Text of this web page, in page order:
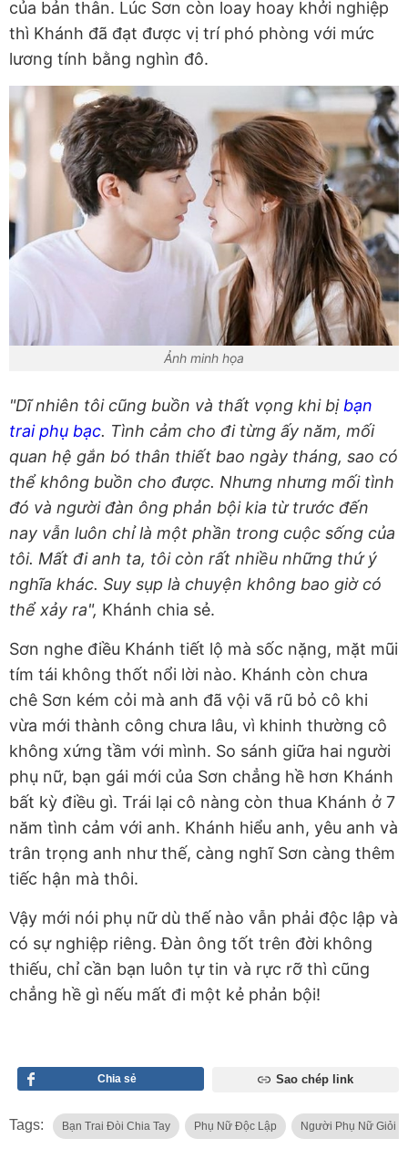
của bản thân. Lúc Sơn còn loay hoay khởi nghiệp
thì Khánh đã đạt được vị trí phó phòng với mức
lương tính bằng nghìn đô.
Ảnh minh họa
"Dĩ nhiên tôi cũng buồn và thất vọng khi bị bạn
trai phụ bạc. Tình cảm cho đi từng ấy năm, mối
quan hệ gắn bó thân thiết bao ngày tháng, sao có
thể không buồn cho được. Nhưng nhưng mối tình
đó và người đàn ông phản bội kia từ trước đến
nay vẫn luôn chỉ là một phần trong cuộc sống của
tôi. Mất đi anh ta, tôi còn rất nhiều những thứ ý
nghĩa khác. Suy sụp là chuyện không bao giờ có
thể xảy ra", Khánh chia sẻ.
Sơn nghe điều Khánh tiết lộ mà sốc nặng, mặt mũi
tím tái không thốt nổi lời nào. Khánh còn chưa
chê Sơn kém cỏi mà anh đã vội vã rũ bỏ cô khi
vừa mới thành công chưa lâu, vì khinh thường cô
không xứng tầm với mình. So sánh giữa hai người
phụ nữ, bạn gái mới của Sơn chẳng hề hơn Khánh
bất kỳ điều gì. Trái lại cô nàng còn thua Khánh ở 7
năm tình cảm với anh. Khánh hiểu anh, yêu anh và
trân trọng anh như thế, càng nghĩ Sơn càng thêm
tiếc hận mà thôi.
Vậy mới nói phụ nữ dù thế nào vẫn phải độc lập và
có sự nghiệp riêng. Đàn ông tốt trên đời không
thiếu, chỉ cần bạn luôn tự tin và rực rỡ thì cũng
chẳng hề gì nếu mất đi một kẻ phản bội!
Chia sẻ Sao chép link
Tags: Bạn Trai Đòi Chia Tay Phụ Nữ Độc Lập Người Phụ Nữ Giỏi